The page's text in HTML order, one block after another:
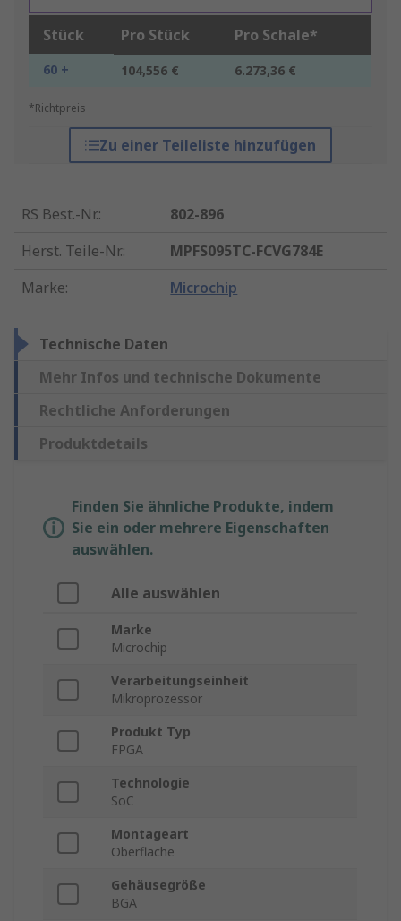
Stück Pro Stück Pro Schale*
60 + 104,556 € 6.273,36 €
*Richtpreis
Zu einer Teileliste hinzufügen
RS Best.-Nr.:
802-896
Herst. Teile-Nr.:
MPFS095TC-FCVG784E
Marke: Microchip
Technische Daten
Mehr Infos und technische Dokumente
Rechtliche Anforderungen
Produktdetails
Finden Sie ähnliche Produkte, indem
Sie ein oder mehrere Eigenschaften
auswählen.
Alle auswählen
Marke
Microchip
Verarbeitungseinheit
Mikroprozessor
Produkt Typ
FPGA
Technologie
SoC
Montageart
Oberfläche
Gehäusegröße
BGA